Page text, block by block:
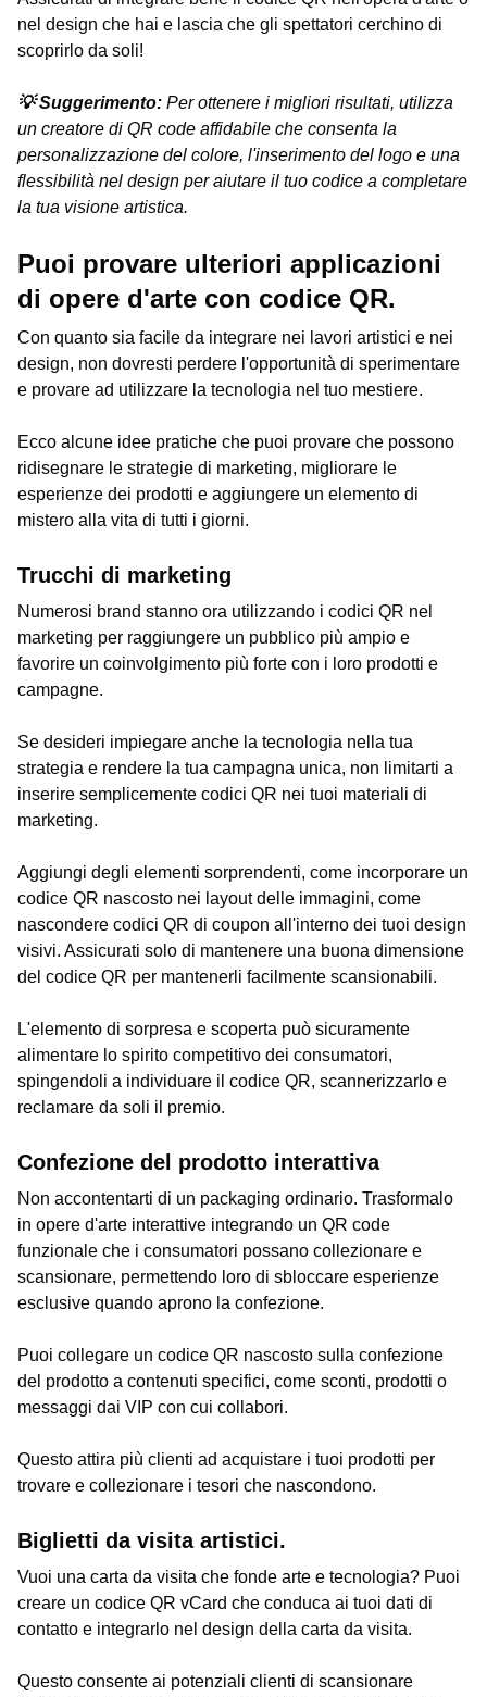
nel design che hai e lascia che gli spettatori cerchino di
scoprirlo da soli!
💡 Suggerimento: Per ottenere i migliori risultati, utilizza
un creatore di QR code affidabile che consenta la
personalizzazione del colore, l'inserimento del logo e una
flessibilità nel design per aiutare il tuo codice a completare
la tua visione artistica.
Puoi provare ulteriori applicazioni
di opere d'arte con codice QR.
Con quanto sia facile da integrare nei lavori artistici e nei
design, non dovresti perdere l'opportunità di sperimentare
e provare ad utilizzare la tecnologia nel tuo mestiere.
Ecco alcune idee pratiche che puoi provare che possono
ridisegnare le strategie di marketing, migliorare le
esperienze dei prodotti e aggiungere un elemento di
mistero alla vita di tutti i giorni.
Trucchi di marketing
Numerosi brand stanno ora utilizzando i codici QR nel
marketing per raggiungere un pubblico più ampio e
favorire un coinvolgimento più forte con i loro prodotti e
campagne.
Se desideri impiegare anche la tecnologia nella tua
strategia e rendere la tua campagna unica, non limitarti a
inserire semplicemente codici QR nei tuoi materiali di
marketing.
Aggiungi degli elementi sorprendenti, come incorporare un
codice QR nascosto nei layout delle immagini, come
nascondere codici QR di coupon all'interno dei tuoi design
visivi. Assicurati solo di mantenere una buona dimensione
del codice QR per mantenerli facilmente scansionabili.
L'elemento di sorpresa e scoperta può sicuramente
alimentare lo spirito competitivo dei consumatori,
spingendoli a individuare il codice QR, scannerizzarlo e
reclamare da soli il premio.
Confezione del prodotto interattiva
Non accontentarti di un packaging ordinario. Trasformalo
in opere d'arte interattive integrando un QR code
funzionale che i consumatori possano collezionare e
scansionare, permettendo loro di sbloccare esperienze
esclusive quando aprono la confezione.
Puoi collegare un codice QR nascosto sulla confezione
del prodotto a contenuti specifici, come sconti, prodotti o
messaggi dai VIP con cui collabori.
Questo attira più clienti ad acquistare i tuoi prodotti per
trovare e collezionare i tesori che nascondono.
Biglietti da visita artistici.
Vuoi una carta da visita che fonde arte e tecnologia? Puoi
creare un codice QR vCard che conduca ai tuoi dati di
contatto e integrarlo nel design della carta da visita.
Questo consente ai potenziali clienti di scansionare